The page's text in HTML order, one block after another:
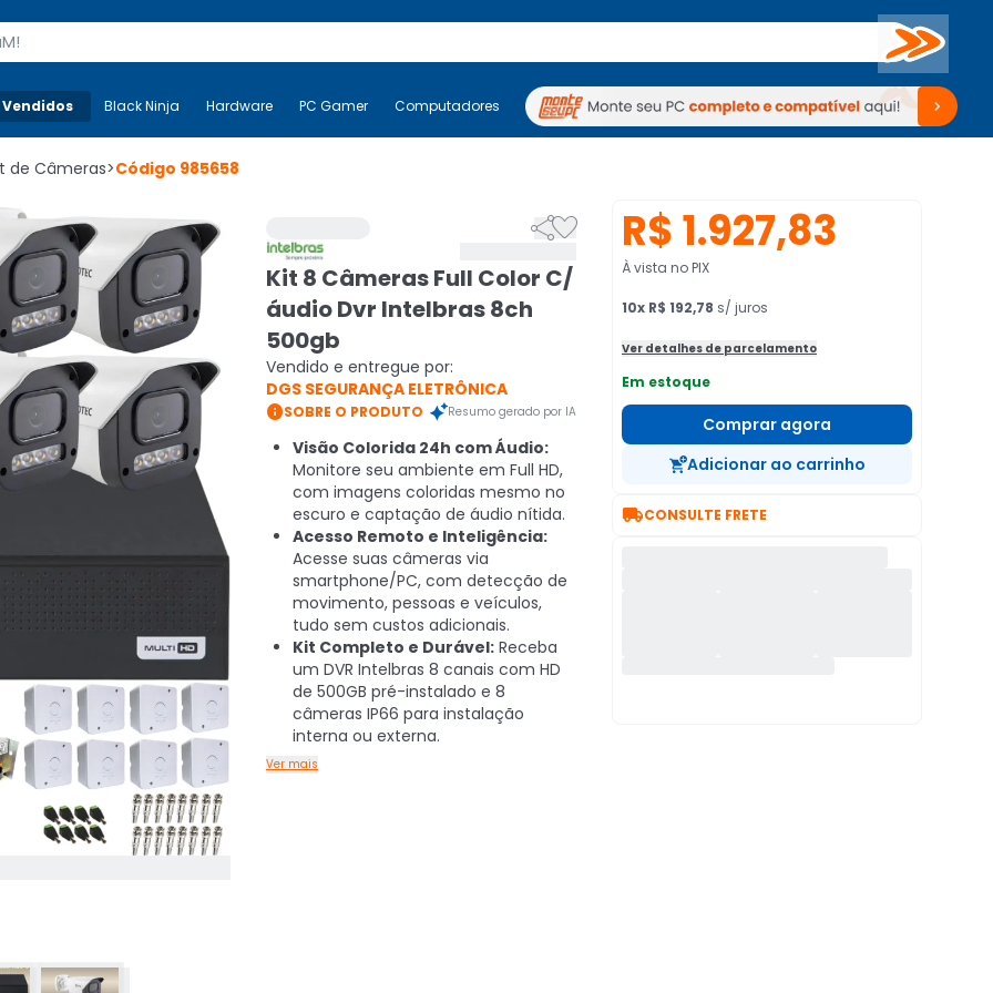
Buscar
Mais-v- Black Ninja Hardware PC Gamer Computadores Periféricos TV Venda no KaBuM!
Black Ninja Hardware PC Gamer Computadores Periféricos TV Venda no KaBuM!
de Câmeras>Código 985658

Kit 8 Câmeras Full Color C/
áudio Dvr Intelbras 8ch
500gb
Vendido e entregue por:
DGS SEGURANÇA ELETRÔNICA
SOBRE O PRODUTO Resumo gerado por IA
Visão Colorida 24h com Áudio:
Monitore seu ambiente em Full HD,
com imagens coloridas mesmo no
escuro e captação de áudio nítida.
Acesso Remoto e Inteligência:
Acesse suas câmeras via
smartphone/PC, com detecção de
movimento, pessoas e veículos,
tudo sem custos adicionais.
Kit Completo e Durável: Receba
um DVR Intelbras 8 canais com HD
de 500GB pré-instalado e 8
câmeras IP66 para instalação
interna ou externa.
Ver mais
R$ 1.927,83
À vista no PIX
10x R$ 192,78 s/ juros
Ver detalhes de parcelamento
Em estoque
Comprar agora
Adicionar ao carrinho
CONSULTE FRETE